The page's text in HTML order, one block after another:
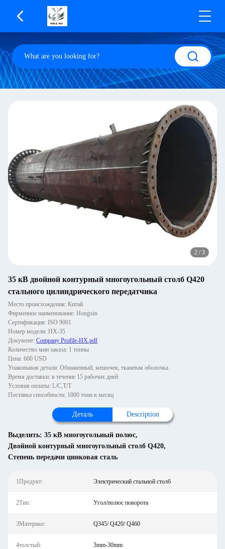
2 / 3
35 кВ двойной контурный многоугольный столб Q420
стального цилиндрического передатчика
Место происхождения: Китай
Фирменное наименование: Hongxin
Сертификация: ISO 9001
Номер модели: НХ-35
Документ: Company Profile-HX.pdf
Количество мин заказа: 1 тонны
Цена: 600 USD
Упаковывая детали: Обнаженный, мешочек, тканевая оболочка
Время доставки: в течение 15 рабочих дней
Условия оплаты: L/C,T/T
Поставка способности: 1000 тонн в месяц
Деталь Description
Выделить: 35 кВ многоугольный полюс,
Двойной контурный многоугольный столб Q420,
Степень передачи цинковая сталь
1Продукт: Электрический стальной столб
2Тип: Угол/полюс поворота
3Материал: Q345/ Q420/ Q460
4толстый: 3mm-30mm